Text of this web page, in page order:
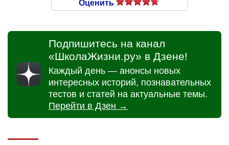
Оценить
Подпишитесь на канал
«ШколаЖизни.ру» в Дзене!
Каждый день — анонсы новых
интересных историй, познавательных
тестов и статей на актуальные темы.
Перейти в Дзен →